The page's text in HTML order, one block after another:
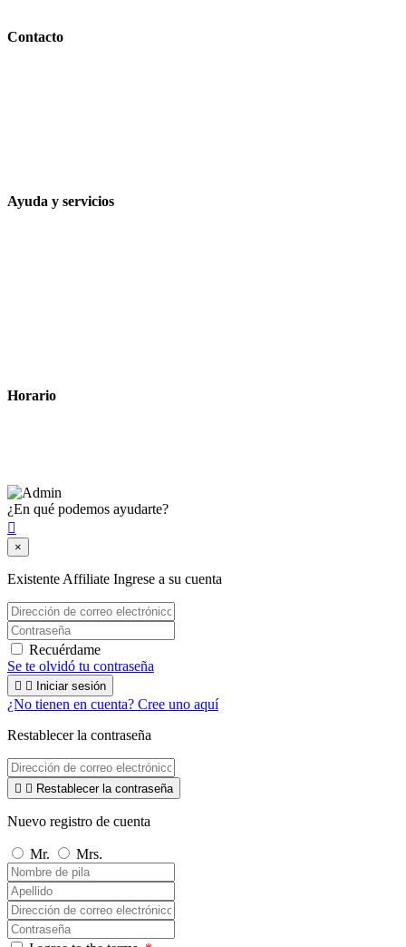
Contacto
Ayuda y servicios
Horario
¿En qué podemos ayudarte?

×
Existente Affiliate Ingrese a su cuenta
Recuérdame
Se te olvidó tu contraseña
  Iniciar sesión
¿No tienen en cuenta? Cree uno aquí
Restablecer la contraseña
  Restablecer la contraseña
Nuevo registro de cuenta
Mr. Mrs.